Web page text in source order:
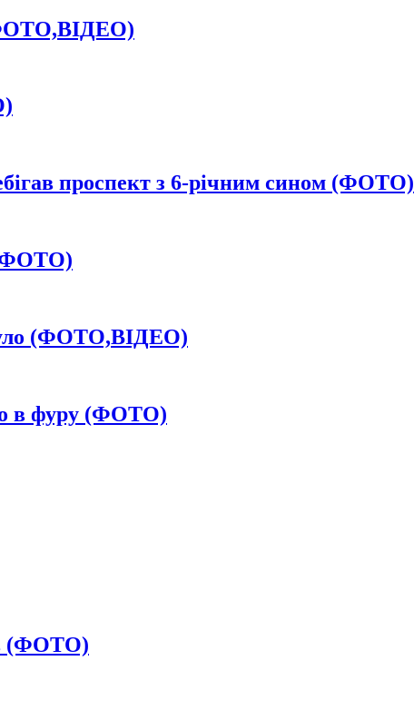
(ФОТО,ВІДЕО)
проспект з 6-річним сином (ФОТО)
(ФОТО)
(ФОТО,ВІДЕО)
в фуру (ФОТО)
(ФОТО)